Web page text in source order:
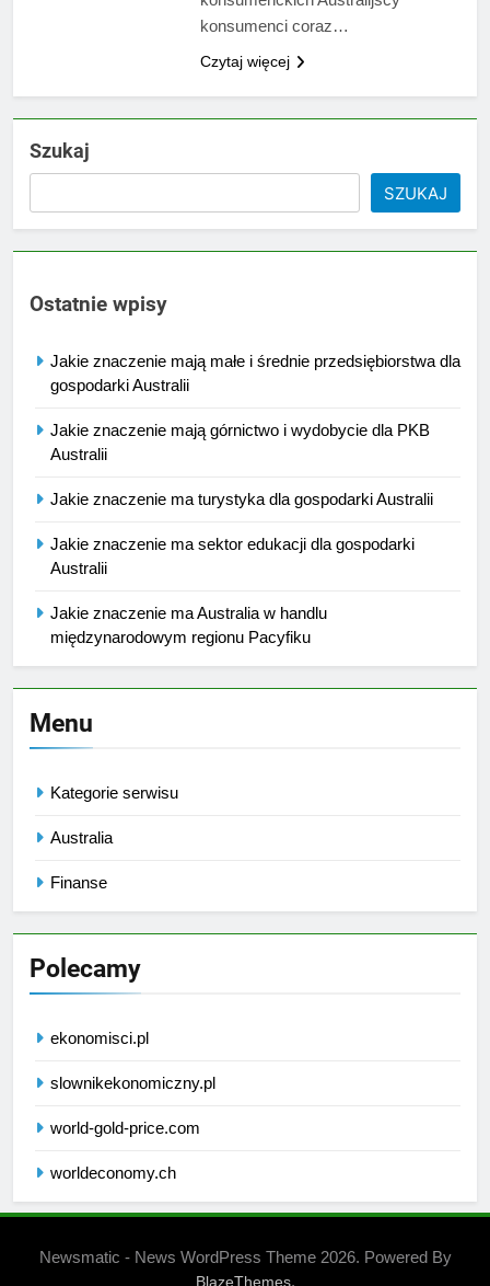
konsumenci coraz…
Czytaj więcej
Szukaj
SZUKAJ
Ostatnie wpisy
Jakie znaczenie mają małe i średnie przedsiębiorstwa dla
gospodarki Australii
Jakie znaczenie mają górnictwo i wydobycie dla PKB
Australii
Jakie znaczenie ma turystyka dla gospodarki Australii
Jakie znaczenie ma sektor edukacji dla gospodarki
Australii
Jakie znaczenie ma Australia w handlu
międzynarodowym regionu Pacyfiku
Menu
Kategorie serwisu
Australia
Finanse
Polecamy
ekonomisci.pl
slownikekonomiczny.pl
world-gold-price.com
worldeconomy.ch
Newsmatic - News WordPress Theme 2026. Powered By
BlazeThemes.